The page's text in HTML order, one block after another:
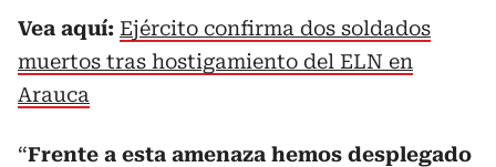
Vea aquí: Ejército confirma dos soldados
muertos tras hostigamiento del ELN en
Arauca
“Frente a esta amenaza hemos desplegado